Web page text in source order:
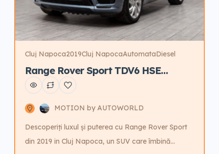
Cluj Napoca2019Cluj NapocaAutomataDiesel
Range Rover Sport TDV6 HSE
Automat
MOTION by AUTOWORLD
Descoperiți luxul și puterea cu Range Rover Sport
din 2019 in Cluj Napoca, un SUV care îmbină